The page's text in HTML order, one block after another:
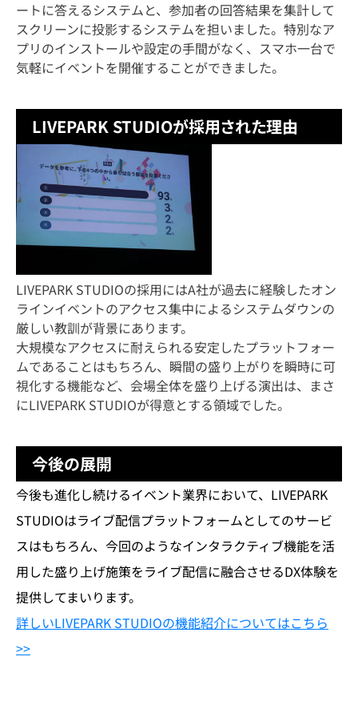
ートに答えるシステムと、参加者の回答結果を集計して
スクリーンに投影するシステムを担いました。特別なア
プリのインストールや設定の手間がなく、スマホ一台で
気軽にイベントを開催することができました。
LIVEPARK STUDIOが採用された理由
LIVEPARK STUDIOの採用にはA社が過去に経験したオン
ラインイベントのアクセス集中によるシステムダウンの
厳しい教訓が背景にあります。
大規模なアクセスに耐えられる安定したプラットフォー
ムであることはもちろん、瞬間の盛り上がりを瞬時に可
視化する機能など、会場全体を盛り上げる演出は、まさ
にLIVEPARK STUDIOが得意とする領域でした。
今後の展開
今後も進化し続けるイベント業界において、LIVEPARK
STUDIOはライブ配信プラットフォームとしてのサービ
スはもちろん、今回のようなインタラクティブ機能を活
用した盛り上げ施策をライブ配信に融合させるDX体験を
提供してまいります。
詳しいLIVEPARK STUDIOの機能紹介についてはこちら
>>